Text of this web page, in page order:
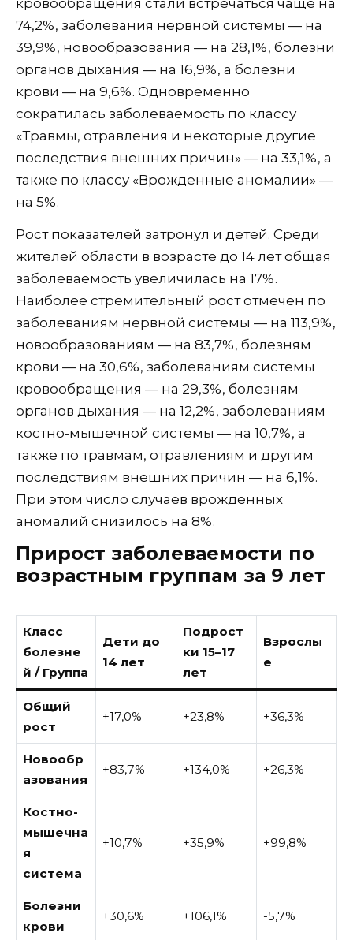
74,2%, заболевания нервной системы — на
39,9%, новообразования — на 28,1%, болезни
органов дыхания — на 16,9%, а болезни
крови — на 9,6%. Одновременно
сократилась заболеваемость по классу
«Травмы, отравления и некоторые другие
последствия внешних причин» — на 33,1%, а
также по классу «Врожденные аномалии» —
на 5%.
Рост показателей затронул и детей. Среди
жителей области в возрасте до 14 лет общая
заболеваемость увеличилась на 17%.
Наиболее стремительный рост отмечен по
заболеваниям нервной системы — на 113,9%,
новообразованиям — на 83,7%, болезням
крови — на 30,6%, заболеваниям системы
кровообращения — на 29,3%, болезням
органов дыхания — на 12,2%, заболеваниям
костно-мышечной системы — на 10,7%, а
также по травмам, отравлениям и другим
последствиям внешних причин — на 6,1%.
При этом число случаев врожденных
аномалий снизилось на 8%.
Прирост заболеваемости по
возрастным группам за 9 лет
Класс
болезне
й / Группа
Дети до
14 лет
Подрост
ки 15–17
лет
Взрослы
е
Общий
рост
+17,0% +23,8% +36,3%
Новообр
азования
+83,7% +134,0% +26,3%
Костно-
мышечна
я
система
+10,7% +35,9% +99,8%
Болезни
крови
+30,6% +106,1% -5,7%